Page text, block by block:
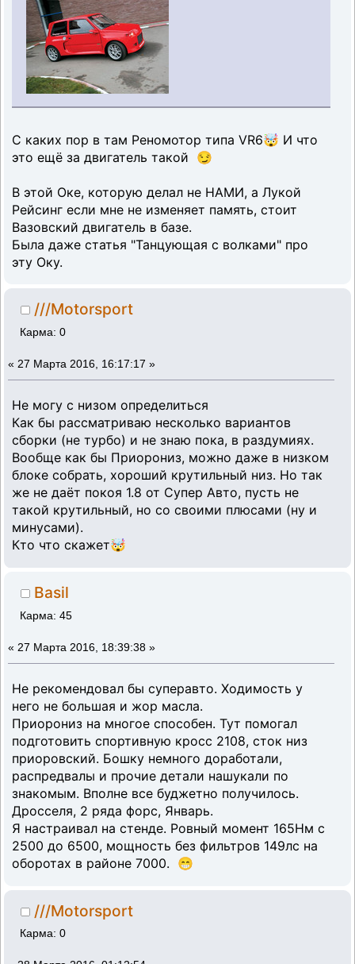
С каких пор в там Реномотор типа VR6🤯 И что
это ещё за двигатель такой 😏
В этой Оке, которую делал не НАМИ, а Лукой
Рейсинг если мне не изменяет память, стоит
Вазовский двигатель в базе.
Была даже статья "Танцующая с волками" про
эту Оку.
///Motorsport
Карма: 0
« 27 Марта 2016, 16:17:17 »
Не могу с низом определиться
Как бы рассматриваю несколько вариантов
сборки (не турбо) и не знаю пока, в раздумиях.
Вообще как бы Приорониз, можно даже в низком
блоке собрать, хороший крутильный низ. Но так
же не даёт покоя 1.8 от Супер Авто, пусть не
такой крутильный, но со своими плюсами (ну и
минусами).
Кто что скажет🤯
Basil
Карма: 45
« 27 Марта 2016, 18:39:38 »
Не рекомендовал бы суперавто. Ходимость у
него не большая и жор масла.
Приорониз на многое способен. Тут помогал
подготовить спортивную кросс 2108, сток низ
приоровский. Бошку немного доработали,
распредвалы и прочие детали нашукали по
знакомым. Вполне все буджетно получилось.
Дросселя, 2 ряда форс, Январь.
Я настраивал на стенде. Ровный момент 165Нм с
2500 до 6500, мощность без фильтров 149лс на
оборотах в районе 7000. 😁
///Motorsport
Карма: 0